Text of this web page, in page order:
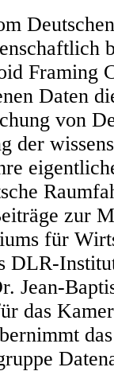
Framing
Daten
von
der
zur
für
DLR-
Jean-
das